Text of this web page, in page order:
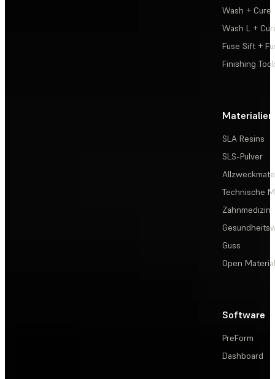
Wash + Cure
Wash L +
Fuse Sift +
Finishing
Materialien
SLA Resins
SLS-Pulver
Technische
Zahnmedizin
Guss
Open
Software
PreForm
Dashboard